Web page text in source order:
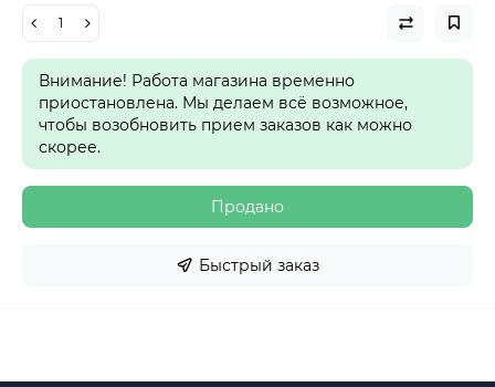
Внимание! Работа магазина временно
приостановлена. Мы делаем всё возможное,
чтобы возобновить прием заказов как можно
скорее.
Продано
Быстрый заказ